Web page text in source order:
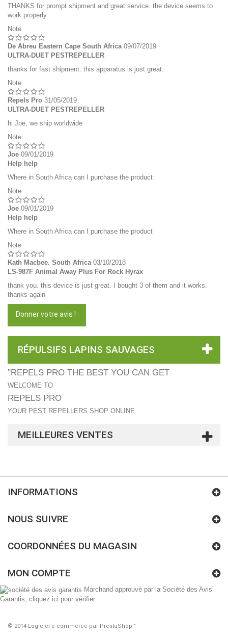
THANKS for prompt shipment and great service. the device seems to
work properly.
Note
De Abreu Eastern Cape South Africa 09/07/2019
ULTRA-DUET PESTREPELLER
thanks for fast shipment. this apparatus is just great.
Note
Repels Pro 31/05/2019
ULTRA-DUET PESTREPELLER
hi Joe, we ship worldwide
Note
Joe 09/01/2019
Help help
Where in South Africa can I purchase the product
Note
Joe 09/01/2019
Help help
Where in South Africa can I purchase the product
Note
Kath Macbee. South Africa 03/10/2018
LS-987F Animal Away Plus For Rock Hyrax
thank you. this device is just great. I bought 3 of them and it works.
thanks again
Donner votre avis !
RÉPULSIFS LAPINS SAUVAGES
"REPELS PRO THE BEST YOU CAN GET
WELCOME TO
REPELS PRO
YOUR PEST REPELLERS SHOP ONLINE
MEILLEURES VENTES
INFORMATIONS
© 2014 Logiciel e-commerce par PrestaShop™
NOUS SUIVRE
COORDONNÉES DU MAGASIN
MON COMPTE
Marchand approuvé par la Société des Avis
Garantis, cliquez ici pour vérifier.